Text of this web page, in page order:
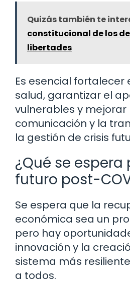
Quizás también te
constitucional de los
libertades
Es esencial fortalecer
salud, garantizar el
vulnerables y mejorar
comunicación y la
la gestión de crisis
¿Qué se espera
futuro post-
Se espera que la
económica sea un
pero hay
innovación y la
sistema más
a todos.